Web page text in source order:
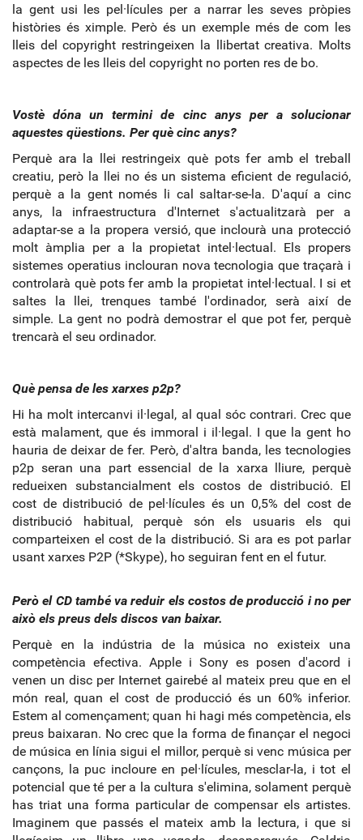
la gent usi les pel·lícules per a narrar les seves pròpies
històries és ximple. Però és un exemple més de com les
lleis del copyright restringeixen la llibertat creativa. Molts
aspectes de les lleis del copyright no porten res de bo.
Vostè dóna un termini de cinc anys per a solucionar
aquestes qüestions. Per què cinc anys?
Perquè ara la llei restringeix què pots fer amb el treball
creatiu, però la llei no és un sistema eficient de regulació,
perquè a la gent només li cal saltar-se-la. D'aquí a cinc
anys, la infraestructura d'Internet s'actualitzarà per a
adaptar-se a la propera versió, que inclourà una protecció
molt àmplia per a la propietat intel·lectual. Els propers
sistemes operatius inclouran nova tecnologia que traçarà i
controlarà què pots fer amb la propietat intel·lectual. I si et
saltes la llei, trenques també l'ordinador, serà així de
simple. La gent no podrà demostrar el que pot fer, perquè
trencarà el seu ordinador.
Què pensa de les xarxes p2p?
Hi ha molt intercanvi il·legal, al qual sóc contrari. Crec que
està malament, que és immoral i il·legal. I que la gent ho
hauria de deixar de fer. Però, d'altra banda, les tecnologies
p2p seran una part essencial de la xarxa lliure, perquè
redueixen substancialment els costos de distribució. El
cost de distribució de pel·lícules és un 0,5% del cost de
distribució habitual, perquè són els usuaris els qui
comparteixen el cost de la distribució. Si ara es pot parlar
usant xarxes P2P (*Skype), ho seguiran fent en el futur.
Però el CD també va reduir els costos de producció i no per
això els preus dels discos van baixar.
Perquè en la indústria de la música no existeix una
competència efectiva. Apple i Sony es posen d'acord i
venen un disc per Internet gairebé al mateix preu que en el
món real, quan el cost de producció és un 60% inferior.
Estem al començament; quan hi hagi més competència, els
preus baixaran. No crec que la forma de finançar el negoci
de música en línia sigui el millor, perquè si venc música per
cançons, la puc incloure en pel·lícules, mesclar-la, i tot el
potencial que té per a la cultura s'elimina, solament perquè
has triat una forma particular de compensar els artistes.
Imaginem que passés el mateix amb la lectura, i que si